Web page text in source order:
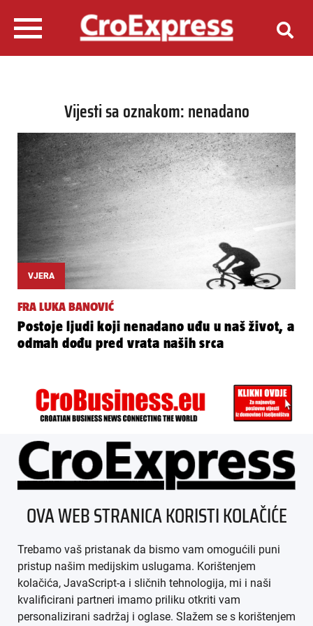
Vijesti sa oznakom: nenadano
VJERA
FRA LUKA BANOVIĆ
Postoje ljudi koji nenadano uđu u naš život, a
odmah dođu pred vrata naših srca
ÜBER UNS
IMPRESSUM
AGB
DATENSCHUTZ
OVA WEB STRANICA KORISTI KOLAČIĆE
Trebamo vaš pristanak da bismo vam omogućili puni
pristup našim medijskim uslugama. Korištenjem
kolačića, JavaScript-a i sličnih tehnologija, mi i naši
kvalificirani partneri imamo priliku otkriti vam
personalizirani sadržaj i oglase. Slažem se s korištenjem